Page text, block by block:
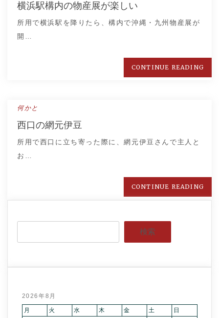
横浜駅構内の物産展が楽しい
所用で横浜駅を降りたら、構内で沖縄・九州物産展が
開…
CONTINUE READING
何かと
西口の網元伊豆
所用で西口に立ち寄った際に、網元伊豆さんで主人と
お…
CONTINUE READING
検索
2026年8月
月 火 水 木 金 土
日